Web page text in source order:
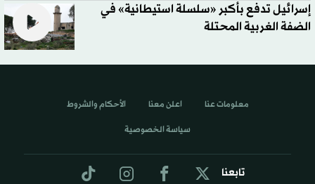
إسرائيل تدفع بأكبر «سلسلة استيطانية» في
الضفة الغربية المحتلة
تابعنا
معلومات عنا اعلن معنا الأحكام والشروط
سياسة الخصوصية